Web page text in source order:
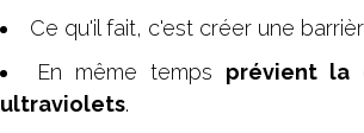
Ce qu'il fait, c'est créer une
En même temps prévient la
ultraviolets.